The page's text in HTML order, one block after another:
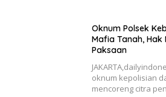
Oknum Polsek
Mafia Tanah,
Paksaan
oknum kepolisian
mencoreng citra